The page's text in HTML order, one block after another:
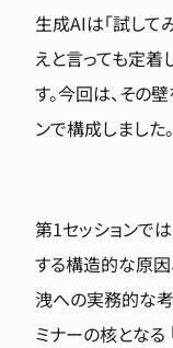
生成AIは「試して
えと言っても定着
す。今回は、その
ンで構成しました。
第1セッションで
する構造的な原因
洩への実務的な考
ミナーの核となる